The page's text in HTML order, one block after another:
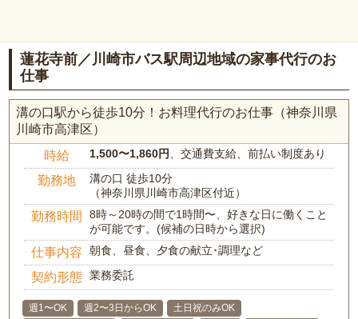
蓮花寺前／川崎市バス駅周辺地域の家事代行のお
仕事
溝の口駅から徒歩10分！お料理代行のお仕事（神奈川県
川崎市高津区）
時給 1,500〜1,860円、交通費支給、前払い制度あり
勤務地
溝の口 徒歩10分
（神奈川県川崎市高津区付近）
勤務時間
8時～20時の間で1時間〜、好きな日に働くこと
が可能です。(候補の日時から選択)
仕事内容 朝食、昼食、夕食の献立･調理など
契約形態 業務委託
週1〜OK 週2〜3日からOK 土日祝のみOK